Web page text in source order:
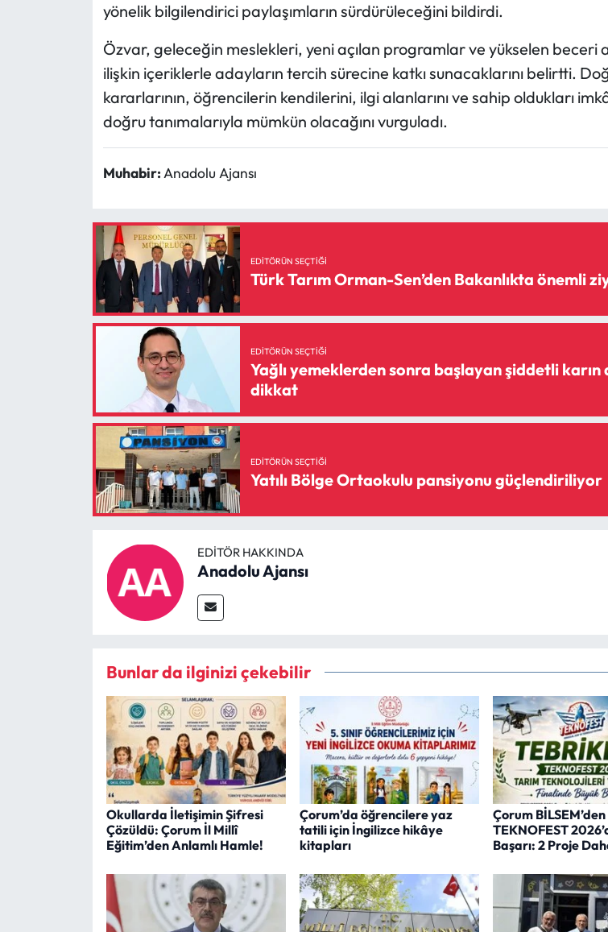
yönelik bilgilendirici paylaşımların sürdürüleceğini bildirdi.
Özvar, geleceğin meslekleri, yeni açılan programlar ve yükselen beceri
ilişkin içeriklerle adayların tercih sürecine katkı sunacaklarını belirtti.
kararlarının, öğrencilerin kendilerini, ilgi alanlarını ve sahip oldukları
doğru tanımalarıyla mümkün olacağını vurguladı.
Muhabir:Anadolu Ajansı
EDITÖRÜN SEÇTIĞI
Türk Tarım Orman-Sen’den Bakanlıkta önemli
EDITÖRÜN SEÇTIĞI
Yağlı yemeklerden sonra başlayan şiddetli karın
dikkat
EDITÖRÜN SEÇTIĞI
Yatılı Bölge Ortaokulu pansiyonu güçlendiriliyor
EDITÖR HAKKINDA
Anadolu Ajansı
Bunlar da ilginizi çekebilir
Okullarda İletişimin Şifresi
Çözüldü: Çorum İl Millî
Eğitim’den Anlamlı Hamle!
Çorum’da öğrencilere yaz
tatili için İngilizce hikâye
kitapları
Çorum BİLSEM’den
TEKNOFEST
Başarı: 2 Proje